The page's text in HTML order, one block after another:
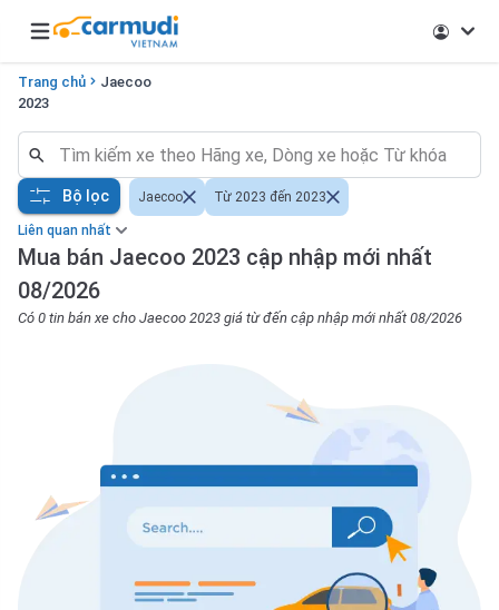
Open main menu
Trang chủ
Jaecoo
2023
Liên quan nhất
Mua bán Jaecoo 2023 cập nhập mới nhất
08/2026
Có 0 tin bán xe cho Jaecoo 2023 giá từ đến cập nhập mới nhất 08/2026
Bộ lọc Jaecoo Từ 2023 đến 2023